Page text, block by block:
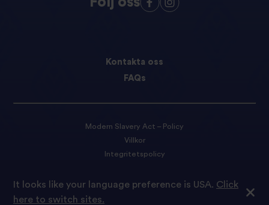
Kontakta oss
FAQs
Modern Slavery Act – Policy
Villkor
Integritetspolicy
© 2022 Tilda Rice Vi är stolta över att vara en del av Ebro Foods S.A.
It looks like your language preference is USA. Click
here to switch sites.